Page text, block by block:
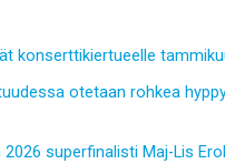
konserttikiertueelle
otetaan rohkea
superfinalisti Maj-Lis